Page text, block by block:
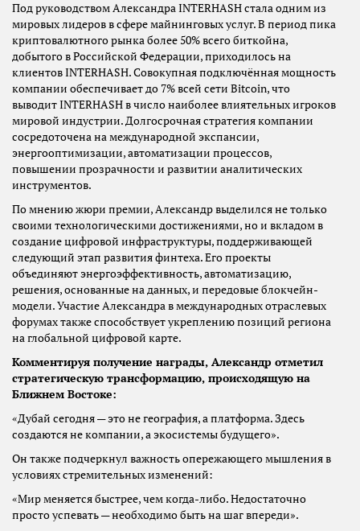
Под руководством Александра INTERHASH стала одним из
мировых лидеров в сфере майнинговых услуг. В период пика
криптовалютного рынка более 50% всего биткойна,
добытого в Российской Федерации, приходилось на
клиентов INTERHASH. Совокупная подключённая мощность
компании обеспечивает до 7% всей сети Bitcoin, что
выводит INTERHASH в число наиболее влиятельных игроков
мировой индустрии. Долгосрочная стратегия компании
сосредоточена на международной экспансии,
энергооптимизации, автоматизации процессов,
повышении прозрачности и развитии аналитических
инструментов.
По мнению жюри премии, Александр выделился не только
своими технологическими достижениями, но и вкладом в
создание цифровой инфраструктуры, поддерживающей
следующий этап развития финтеха. Его проекты
объединяют энергоэффективность, автоматизацию,
решения, основанные на данных, и передовые блокчейн-
модели. Участие Александра в международных отраслевых
форумах также способствует укреплению позиций региона
на глобальной цифровой карте.
Комментируя получение награды, Александр отметил
стратегическую трансформацию, происходящую на
Ближнем Востоке:
«Дубай сегодня — это не география, а платформа. Здесь
создаются не компании, а экосистемы будущего».
Он также подчеркнул важность опережающего мышления в
условиях стремительных изменений:
«Мир меняется быстрее, чем когда-либо. Недостаточно
просто успевать — необходимо быть на шаг впереди».